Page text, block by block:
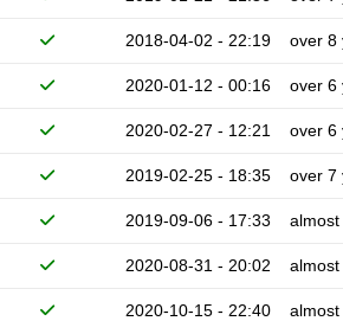
2018-04-02 - 22:19 over 8
2020-01-12 - 00:16 over 6
2020-02-27 - 12:21 over 6
2019-02-25 - 18:35 over 7
2019-09-06 - 17:33
2020-08-31 - 20:02
2020-10-15 - 22:40